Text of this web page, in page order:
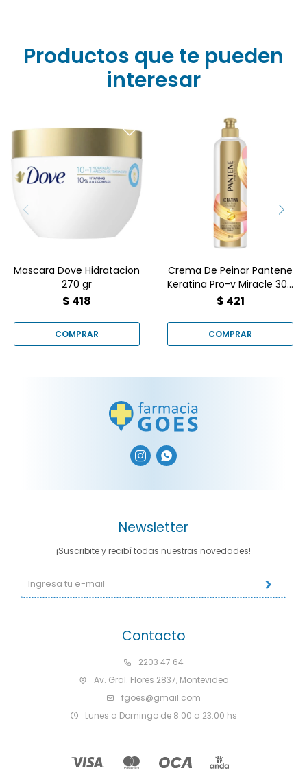
Productos que te pueden
interesar
esencial con la Máscara
Dove Hidratación 270g. ¡10
Mascara Dove Hidratacion
270 gr
$ 418
¡Pelo sin frizz y protegido
del calor! Comprá la
Crema de Peinar Pantene
Keratina 300ml en
Farmacia Goes.
Reparación Pro-V y brillo
al mejor precio aquí.
Crema De Peinar Pantene
Keratina Pro-v Miracle 300
ml
$ 421
 
Contacto
2203 47 64
Av. Gral. Flores 2837, Montevideo
fgoes@gmail.com
Lunes a Domingo de 8:00 a 23:00 hs
Newsletter
¡Suscribite y recibí todas nuestras novedades!